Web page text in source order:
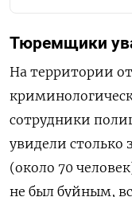
Тюремщики
На территории
сотрудники
увидели столько
(около 70
не был буйным,